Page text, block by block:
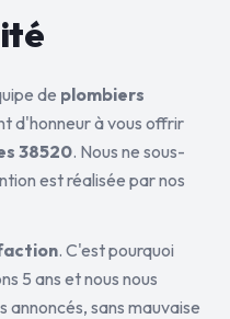
de plombiers
d'honneur à vous offrir
38520. Nous ne sous-
est réalisée par nos
. C'est pourquoi
5 ans et nous nous
annoncés, sans mauvaise